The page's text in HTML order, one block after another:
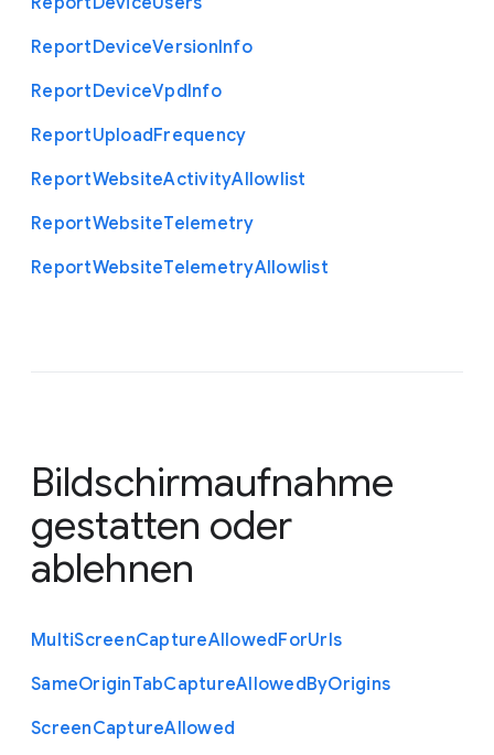
ReportDeviceVersionInfo
ReportDeviceVpdInfo
ReportUploadFrequency
ReportWebsiteActivityAllowlist
ReportWebsiteTelemetry
ReportWebsiteTelemetryAllowlist
Bildschirmaufnahme
gestatten oder
ablehnen
MultiScreenCaptureAllowedForUrls
SameOriginTabCaptureAllowedByOrigins
ScreenCaptureAllowed